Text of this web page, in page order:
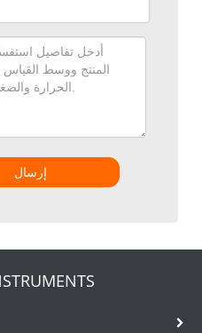
إرسال